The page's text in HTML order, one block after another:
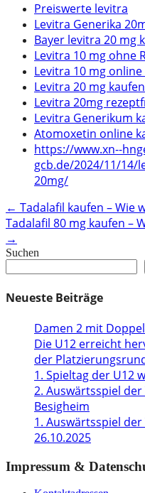
Preiswerte levitra
Levitra Generika
Bayer levitra 20 mg
Levitra 10 mg ohne
Levitra 10 mg
Levitra 20 mg
Levitra 20mg
Levitra Generikum
Atomoxetin online
https://www.xn--
gcb.de/2024/11/14/
20mg/
Post
navigation
← Tadalafil kaufen – Wie
Tadalafil 80 mg kaufen –
→
Suchen
Neueste Beiträge
Damen 2 mit
Die U12 erreicht
der
1. Spieltag der U12
2. Auswärtsspiel
Besigheim
1. Auswärtsspiel
26.10.2025
Impressum &